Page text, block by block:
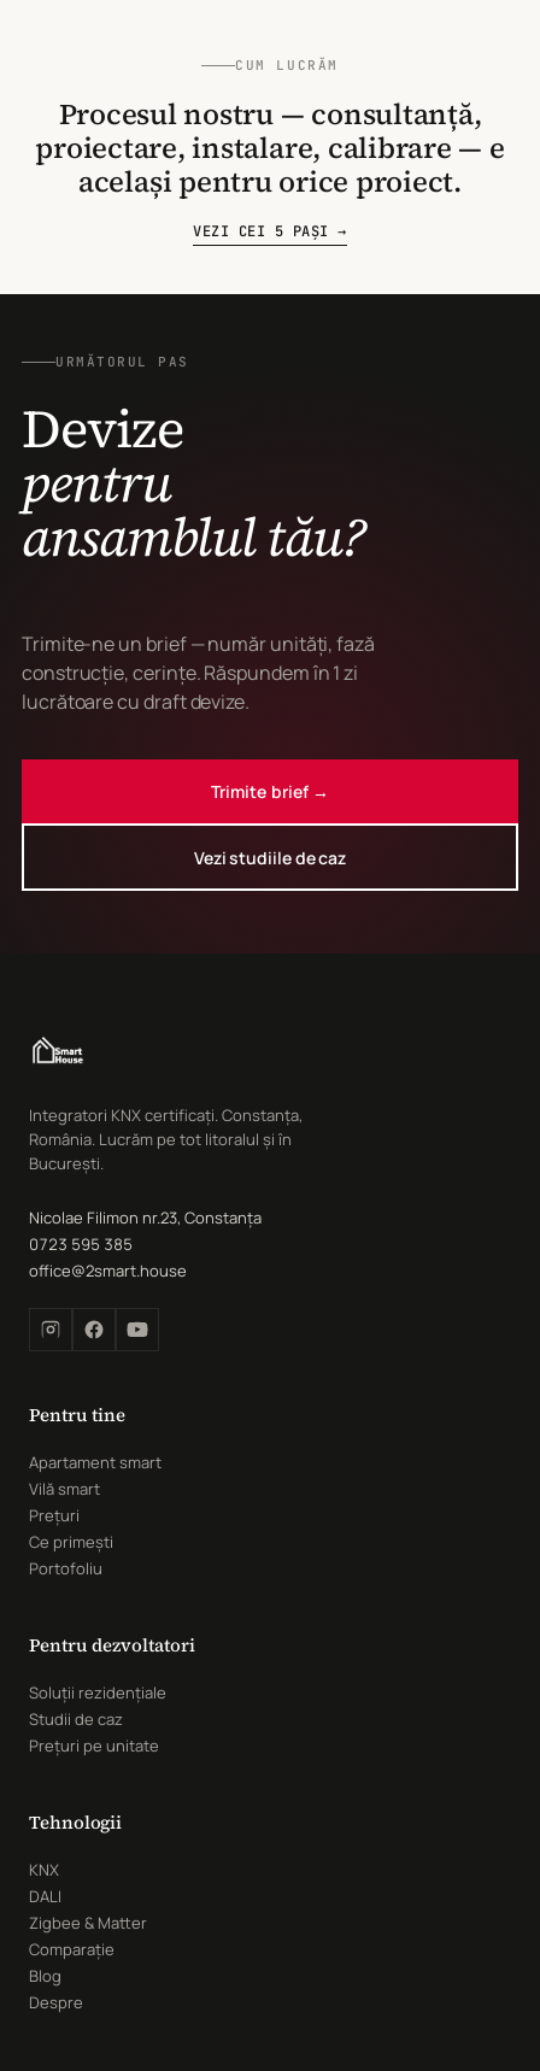
CUM LUCRĂM
Procesul nostru — consultanță,
proiectare, instalare, calibrare — e
același pentru orice proiect.
VEZI CEI 5 PAȘI →
URMĂTORUL PAS
Devize
pentru
ansamblul tău?
Trimite-ne un brief — număr unități, fază
construcție, cerințe. Răspundem în 1 zi
lucrătoare cu draft devize.
Trimite brief →
Vezi studiile de caz
Integratori KNX certificați. Constanța,
România. Lucrăm pe tot litoralul și în
București.
Nicolae Filimon nr.23, Constanța
0723 595 385
office@2smart.house
Pentru tine
Apartament smart
Vilă smart
Prețuri
Ce primești
Portofoliu
Pentru dezvoltatori
Soluții rezidențiale
Studii de caz
Prețuri pe unitate
Tehnologii
KNX
DALI
Zigbee & Matter
Comparație
Blog
Despre